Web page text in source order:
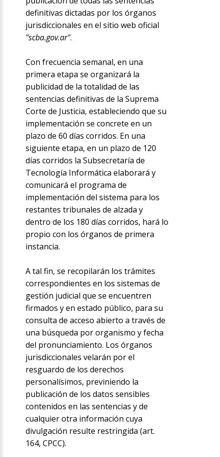
definitivas dictadas por los órganos
jurisdiccionales en el sitio web oficial
"scba.gov.ar".
Con frecuencia semanal, en una
primera etapa se organizará la
publicidad de la totalidad de las
sentencias definitivas de la Suprema
Corte de Justicia, estableciendo que su
implementación se concrete en un
plazo de 60 días corridos. En una
siguiente etapa, en un plazo de 120
días corridos la Subsecretaría de
Tecnología Informática elaborará y
comunicará el programa de
implementación del sistema para los
restantes tribunales de alzada y
dentro de los 180 días corridos, hará lo
propio con los órganos de primera
instancia.
A tal fin, se recopilarán los trámites
correspondientes en los sistemas de
gestión judicial que se encuentren
firmados y en estado público, para su
consulta de acceso abierto a través de
una búsqueda por organismo y fecha
del pronunciamiento. Los órganos
jurisdiccionales velarán por el
resguardo de los derechos
personalísimos, previniendo la
publicación de los datos sensibles
contenidos en las sentencias y de
cualquier otra información cuya
divulgación resulte restringida (art.
164, CPCC).